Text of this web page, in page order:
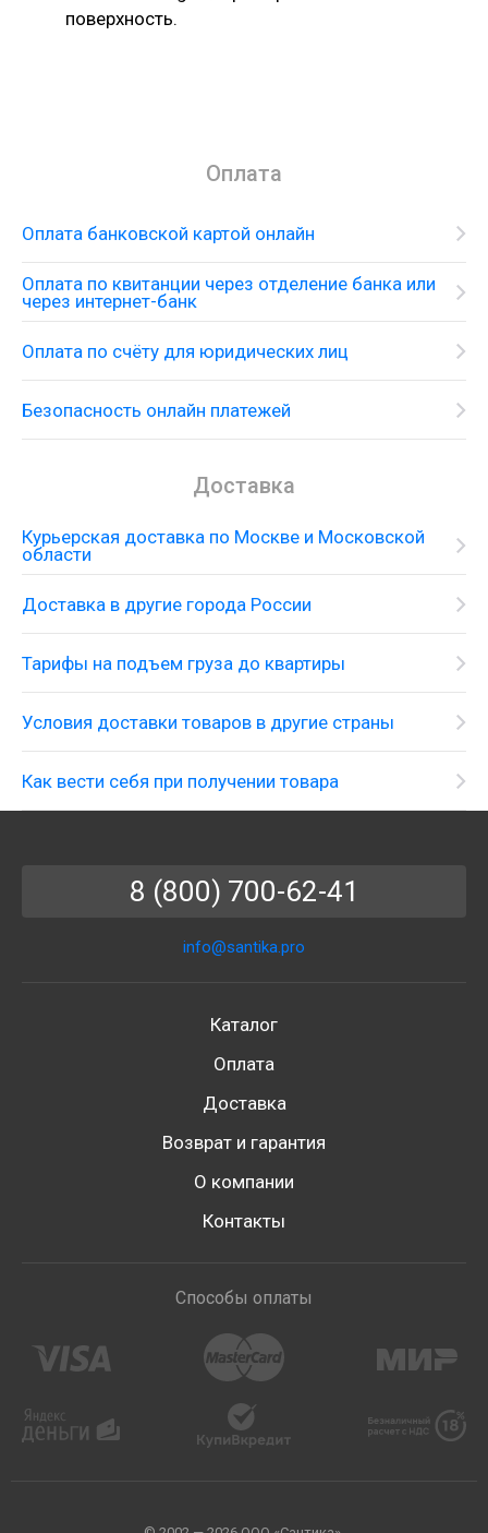
поверхность.
Оплата
Оплата банковской картой онлайн
Оплата по квитанции через отделение банка или
через интернет-банк
Оплата по счёту для юридических лиц
Безопасность онлайн платежей
Доставка
Курьерская доставка по Москве и Московской
области
Доставка в другие города России
Тарифы на подъем груза до квартиры
Условия доставки товаров в другие страны
Как вести себя при получении товара
8 (800) 700-62-41
info@santika.pro
Каталог
Оплата
Доставка
Возврат и гарантия
О компании
Контакты
Способы оплаты